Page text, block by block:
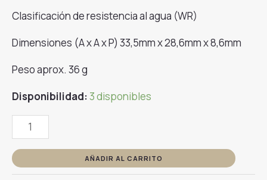
Clasificación de resistencia al agua (WR)
Dimensiones (A x A x P) 33,5mm x 28,6mm x 8,6mm
Peso aprox. 36 g
Disponibilidad:3 disponibles
Reloj
CASIO
LA680WEA-
7EF
AÑADIR AL CARRITO